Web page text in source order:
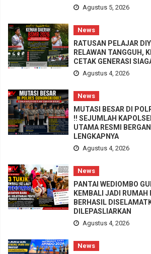
Agustus 5, 2026
News
RATUSAN PELAJAR
RELAWAN TANGGUH,
CETAK GENERASI
Agustus 4, 2026
News
MUTASI BESAR DI
!! SEJUMLAH
UTAMA RESMI
LENGKAPNYA
Agustus 4, 2026
News
PANTAI WEDIOMBO
KEMBALI JADI RUMAH
BERHASIL
DILEPASLIARKAN
Agustus 4, 2026
News